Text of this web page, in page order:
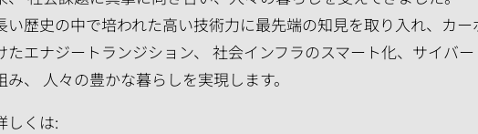
い歴史の中で培われた高い技術力に最先端の知見を取り入れ、カ
たエナジートランジション、 社会インフラのスマート化、サイバ
み、 人々の豊かな暮らしを実現します。
しくは: